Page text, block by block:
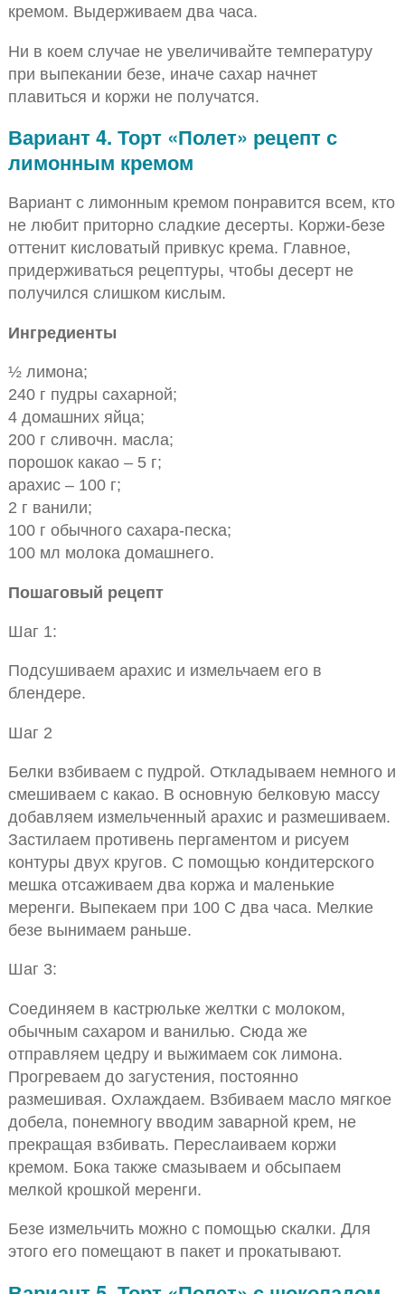
кремом. Выдерживаем два часа.
Ни в коем случае не увеличивайте температуру
при выпекании безе, иначе сахар начнет
плавиться и коржи не получатся.
Вариант 4. Торт «Полет» рецепт с
лимонным кремом
Вариант с лимонным кремом понравится всем, кто
не любит приторно сладкие десерты. Коржи-безе
оттенит кисловатый привкус крема. Главное,
придерживаться рецептуры, чтобы десерт не
получился слишком кислым.
Ингредиенты
½ лимона;
240 г пудры сахарной;
4 домашних яйца;
200 г сливочн. масла;
порошок какао – 5 г;
арахис – 100 г;
2 г ванили;
100 г обычного сахара-песка;
100 мл молока домашнего.
Пошаговый рецепт
Шаг 1:
Подсушиваем арахис и измельчаем его в
блендере.
Шаг 2
Белки взбиваем с пудрой. Откладываем немного и
смешиваем с какао. В основную белковую массу
добавляем измельченный арахис и размешиваем.
Застилаем противень пергаментом и рисуем
контуры двух кругов. С помощью кондитерского
мешка отсаживаем два коржа и маленькие
меренги. Выпекаем при 100 С два часа. Мелкие
безе вынимаем раньше.
Шаг 3:
Соединяем в кастрюльке желтки с молоком,
обычным сахаром и ванилью. Сюда же
отправляем цедру и выжимаем сок лимона.
Прогреваем до загустения, постоянно
размешивая. Охлаждаем. Взбиваем масло мягкое
добела, понемногу вводим заварной крем, не
прекращая взбивать. Переслаиваем коржи
кремом. Бока также смазываем и обсыпаем
мелкой крошкой меренги.
Безе измельчить можно с помощью скалки. Для
этого его помещают в пакет и прокатывают.